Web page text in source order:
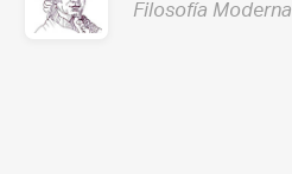
Filosofía Moderna